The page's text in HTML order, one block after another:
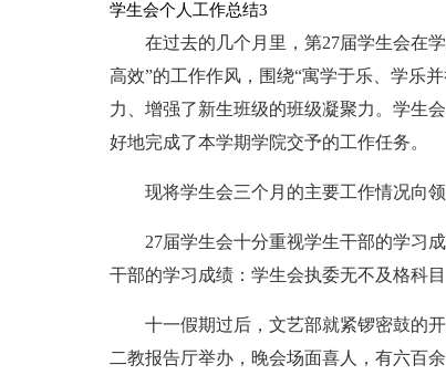
学生会个人工作总结3
在过去的几个月里，第27届学生会在
高效”的工作作风，围绕“寓学于乐、学乐
力、增强了新生班级的班级凝聚力。学生
好地完成了本学期学院交予的工作任务。
现将学生会三个月的主要工作情况向
27届学生会十分重视学生干部的学习
干部的学习成绩：学生会执委无不及格科
十一假期过后，文艺部就紧锣密鼓的
二教报告厅举办，晚会场面喜人，有六百